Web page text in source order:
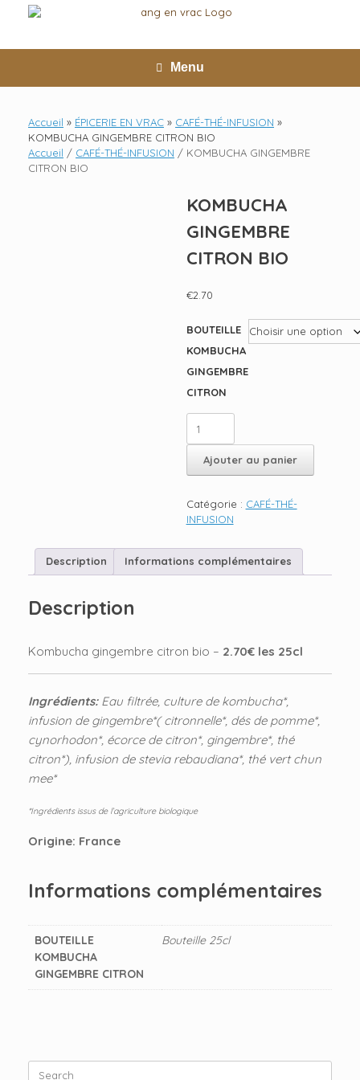
Menu
Accueil » ÉPICERIE EN VRAC » CAFÉ-THÉ-INFUSION »
KOMBUCHA GINGEMBRE CITRON BIO
Accueil / CAFÉ-THÉ-INFUSION / KOMBUCHA GINGEMBRE
CITRON BIO
KOMBUCHA
GINGEMBRE
CITRON BIO
€2.70
BOUTEILLE
KOMBUCHA
GINGEMBRE
CITRON
quantité
KOMBUCHA
GINGEMBRE
CITRON
Ajouter au panier
Catégorie : CAFÉ-THÉ-
INFUSION
Description Informations complémentaires
Description
Kombucha gingembre citron bio – 2.70€ les 25cl
Ingrédients: Eau filtrée, culture de kombucha*,
infusion de gingembre*( citronnelle*, dés de pomme*,
cynorhodon*, écorce de citron*, gingembre*, thé
citron*), infusion de stevia rebaudiana*, thé vert chun
mee*
*Ingrédients issus de l’agriculture biologique
Origine: France
Informations complémentaires
BOUTEILLE
KOMBUCHA
GINGEMBRE CITRON
Bouteille 25cl